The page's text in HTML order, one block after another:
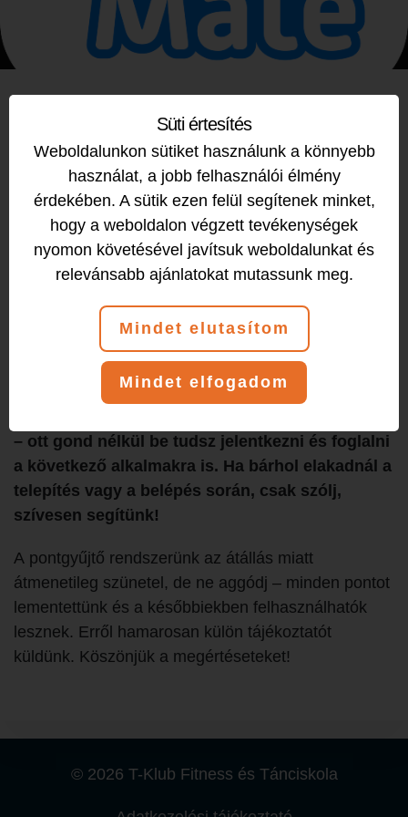
ELÉRHETŐ MÁR NÁLUNK IS A SPORTMATE
APPLIKÁCIÓ – KEZELD BÉRLETEIDET A
TELEFONODRÓL!
Áátálltunk az új SportMate rendszerre. Mostantól
az órákra való foglalás és jelentkezés kizárólag a
SportMate mobilalkalmazáson keresztül
A weboldalon csak az órarendet lehet megnézni,
foglalni ott már nem lehet.
– ott gond nélkül be tudsz jelentkezni és foglalni
a következő alkalmakra is. Ha bárhol elakadnál a
telepítés vagy a belépés során, csak szólj,
szívesen segítünk!
A pontgyűjtő rendszerünk az átállás miatt
átmenetileg szünetel, de ne aggódj – minden pontot
lementettünk és a későbbiekben felhasználhatók
lesznek. Erről hamarosan külön tájékoztatót
küldünk. Köszönjük a megértéseteket!
© 2026 T-Klub Fitness és Tánciskola
Süti értesítés
Weboldalunkon sütiket használunk a könnyebb
használat, a jobb felhasználói élmény
érdekében. A sütik ezen felül segítenek minket,
hogy a weboldalon végzett tevékenységek
nyomon követésével javítsuk weboldalunkat és
relevánsabb ajánlatokat mutassunk meg.
Mindet elutasítom
Mindet elfogadom